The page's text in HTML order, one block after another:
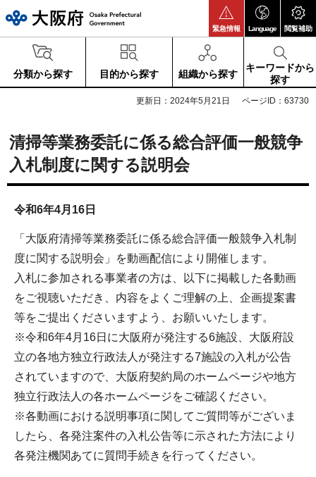
緊急情報 Language 閲覧補助
分類から探す 目的から探す 組織から探す
キーワードから
探す
更新日：2024年5月21日 ページID：63730
清掃等業務委託に係る総合評価一般競争
入札制度に関する説明会
令和6年4月16日
「大阪府清掃等業務委託に係る総合評価一般競争入札制
度に関する説明会」を動画配信により開催します。
入札に参加される事業者の方は、以下に掲載した各動画
をご視聴いただき、内容をよくご理解の上、企画提案書
等をご提出くださいますよう、お願いいたします。
※令和6年4月16日に大阪府が発注する6施設、大阪府設
立の各地方独立行政法人が発注する7施設の入札が公告
されていますので、大阪府契約局のホームページや地方
独立行政法人の各ホームページをご確認ください。
※各動画における説明事項に関してご質問等がございま
したら、各発注案件の入札公告等に示された方法により
各発注機関あてに質問手続きを行ってください。